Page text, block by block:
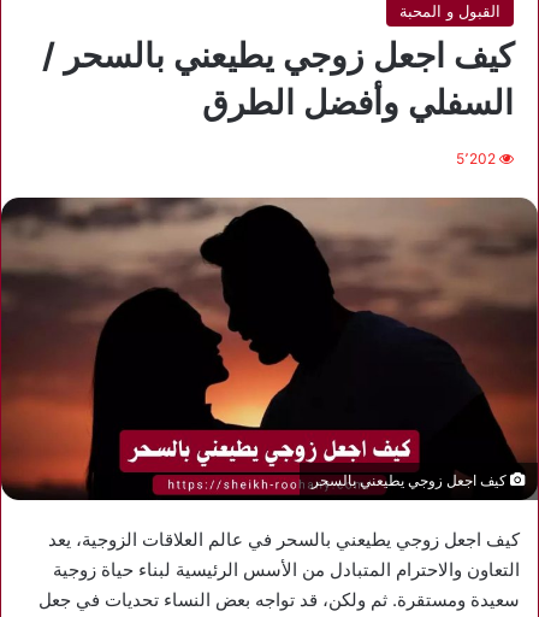
القبول و المحبة
كيف اجعل زوجي يطيعني بالسحر /
السفلي وأفضل الطرق
5٬202
كيف اجعل زوجي يطيعني بالسحر
كيف اجعل زوجي يطيعني بالسحر في عالم العلاقات الزوجية، يعد
التعاون والاحترام المتبادل من الأسس الرئيسية لبناء حياة زوجية
سعيدة ومستقرة. ثم ولكن، قد تواجه بعض النساء تحديات في جعل